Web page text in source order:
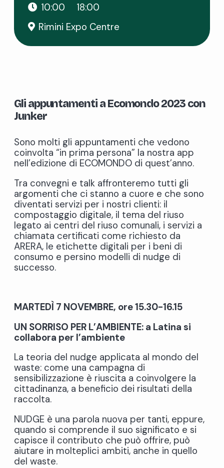
10:00
18:00
Rimini Expo Centre
Gli appuntamenti a Ecomondo 2023 con
Junker
Sono molti gli appuntamenti che vedono
coinvolta “in prima persona” la nostra app
nell’edizione di ECOMONDO di quest’anno.
Tra convegni e talk affronteremo tutti gli
argomenti che ci stanno a cuore e che sono
diventati servizi per i nostri clienti: il
compostaggio digitale, il tema del riuso
legato ai centri del riuso comunali, i servizi a
chiamata certificati come richiesto da
ARERA, le etichette digitali per i beni di
consumo e persino modelli di nudge di
successo.
MARTEDÌ 7 NOVEMBRE, ore 15.30-16.15
UN SORRISO PER L’AMBIENTE: a Latina si
collabora per l’ambiente
La teoria del nudge applicata al mondo del
waste: come una campagna di
sensibilizzazione è riuscita a coinvolgere la
cittadinanza, a beneficio dei risultati della
raccolta.
NUDGE è una parola nuova per tanti, eppure,
quando si comprende il suo significato e si
capisce il contributo che può offrire, può
aiutare in molteplici ambiti, anche in quello
del waste.